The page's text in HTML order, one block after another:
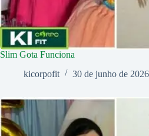
Slim Gota Funciona
kicorpofit
30 de junho de 2026